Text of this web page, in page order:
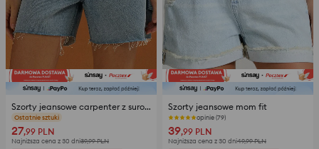
Szorty jeansowe carpenter z surowymi nogawkami
opinie (14)
27,99 PLN
Najniższa cena z 30 dni39,99PLN
Szorty jeansowe mom fit
opinie (79)
39,99 PLN
Najniższa cena z 30 dni49,99PLN